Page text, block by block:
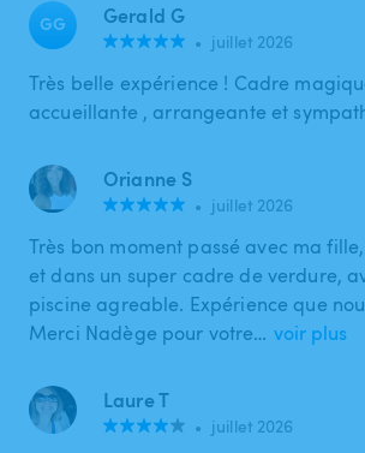
GG Gerald G
• juillet 2026
Très belle expérience ! Cadre
accueillante , arrangeante et
Orianne S
• juillet 2026
Très bon moment passé avec ma
et dans un super cadre de verdure,
piscine agreable. Expérience que
Merci Nadège pour votre… voir plus
Laure T
• juillet 2026